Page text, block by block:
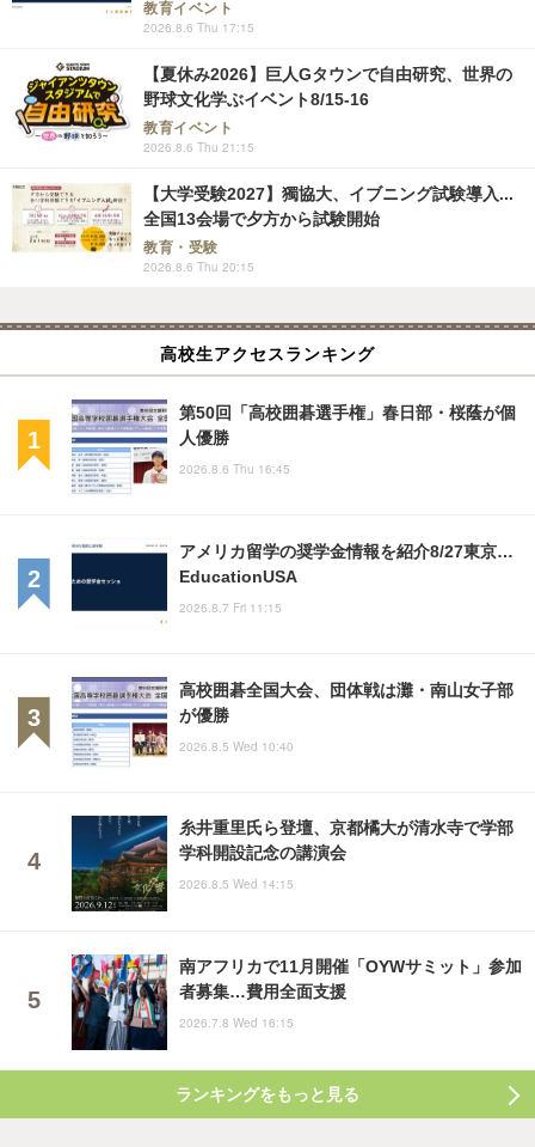
教育イベント
2026.8.6 Thu 17:15
【夏休み2026】巨人Gタウンで自由研究、世界の
野球文化学ぶイベント8/15-16
教育イベント
2026.8.6 Thu 21:15
【大学受験2027】獨協大、イブニング試験導入...
全国13会場で夕方から試験開始
教育・受験
2026.8.6 Thu 20:15
高校生アクセスランキング
第50回「高校囲碁選手権」春日部・桜蔭が個
人優勝
2026.8.6 Thu 16:45
アメリカ留学の奨学金情報を紹介8/27東京…
EducationUSA
2026.8.7 Fri 11:15
高校囲碁全国大会、団体戦は灘・南山女子部
が優勝
2026.8.5 Wed 10:40
糸井重里氏ら登壇、京都橘大が清水寺で学部
学科開設記念の講演会
2026.8.5 Wed 14:15
南アフリカで11月開催「OYWサミット」参加
者募集…費用全面支援
2026.7.8 Wed 16:15
ランキングをもっと見る